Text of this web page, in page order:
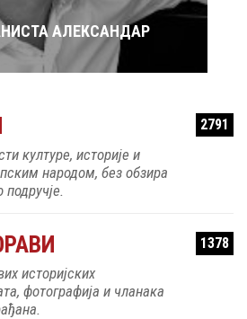
АЛЕКСАНДАР
2791
културе, историје и
народом, без обзира
1378
историјских
фотографија и чланака